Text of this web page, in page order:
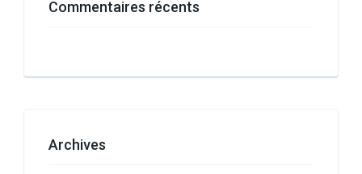
Commentaires récents
Archives